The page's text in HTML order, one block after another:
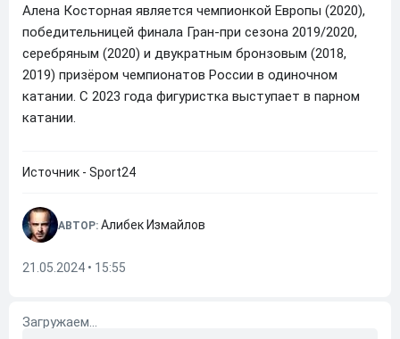
Алена Косторная является чемпионкой Европы (2020),
победительницей финала Гран-при сезона 2019/2020,
серебряным (2020) и двукратным бронзовым (2018,
2019) призёром чемпионатов России в одиночном
катании. С 2023 года фигуристка выступает в парном
катании.
Источник - Sport24
АВТОР: Алибек Измайлов
21.05.2024 • 15:55